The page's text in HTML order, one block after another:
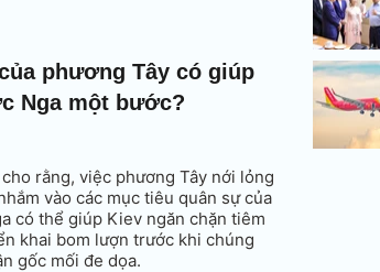
phương Tây có giúp
Nga một bước?
rằng, việc phương Tây nới lỏng
vào các mục tiêu quân sự của
có thể giúp Kiev ngăn chặn tiêm
khai bom lượn trước khi chúng
gốc mối đe dọa.